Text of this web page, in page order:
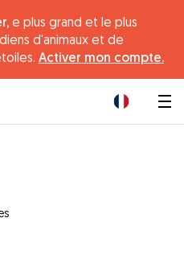
e plus grand et le plus
d'animaux et de
Activer mon compte.